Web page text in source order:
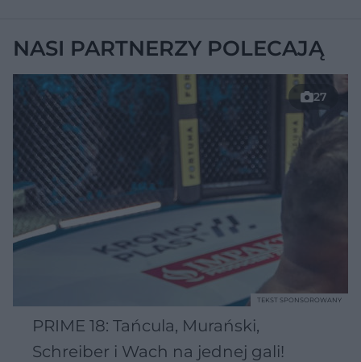
NASI PARTNERZY POLECAJĄ
27
PRIME 18: Tańcula, Murański,
Schreiber i Wach na jednej gali!
TEKST SPONSOROWANY